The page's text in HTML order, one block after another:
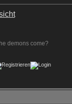
demons come?